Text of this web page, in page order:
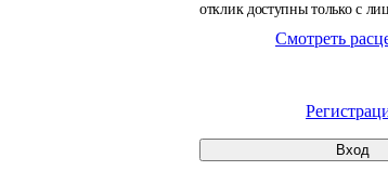
отклик доступны только с
Смотреть
Вход